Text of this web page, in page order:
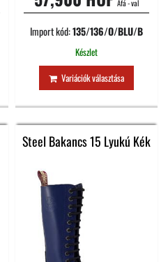
Áfá - val
Import kód:135/136/O/BLU/B
Készlet
Variációk választása
Steel Bakancs 15 Lyukú Kék